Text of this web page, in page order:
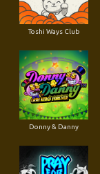
Toshi Ways Club
Donny & Danny